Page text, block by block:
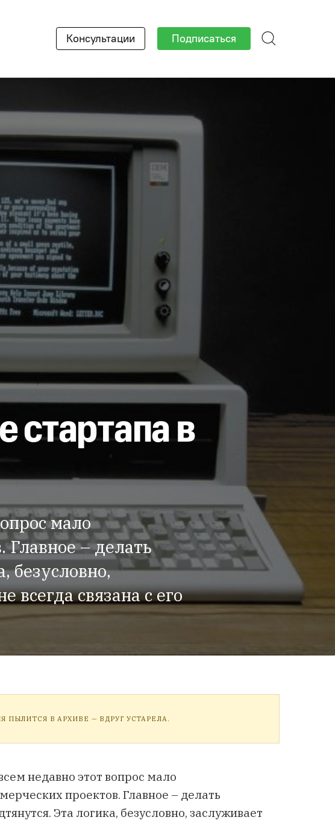
Консультации Подписаться
стартапа в
мало
Главное – делать
безусловно,
всегда связана с его
ПЫЛИТСЯ В АРХИВЕ — ВДРУГ УСТАРЕЛА.
недавно этот вопрос мало
проектов. Главное – делать
Эта логика, безусловно, заслуживает